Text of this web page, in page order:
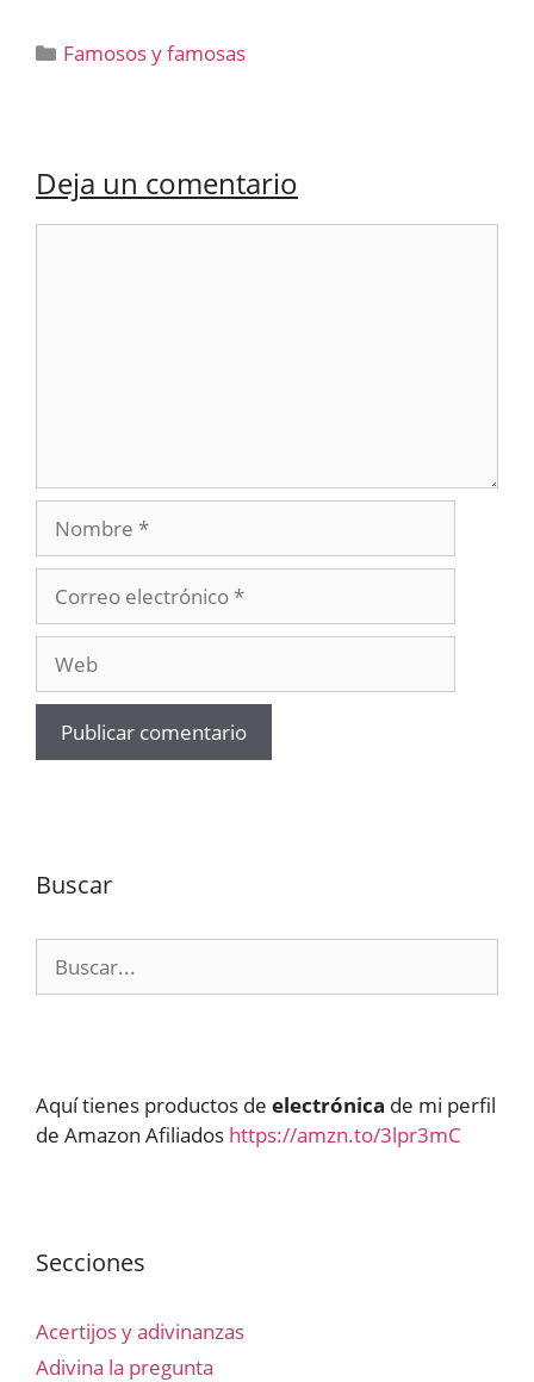
Categorías
Famosos y famosas
Deja un comentario
electrónico
Buscar
Aquí tienes productos de electrónica de mi perfil
de Amazon Afiliados https://amzn.to/3lpr3mC
Secciones
Acertijos y adivinanzas
Adivina la pregunta